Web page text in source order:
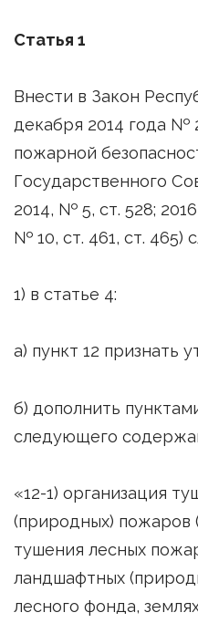
Статья 1
Внести в Закон
декабря 2014 года №
пожарной
Государственного
2014, № 5, ст. 528;
№ 10, ст. 461, ст. 465)
1) в статье 4:
а) пункт 12 признать
б) дополнить
следующего
«12-1) организация
(природных) пожаров
тушения лесных
ландшафтных
лесного фонда,